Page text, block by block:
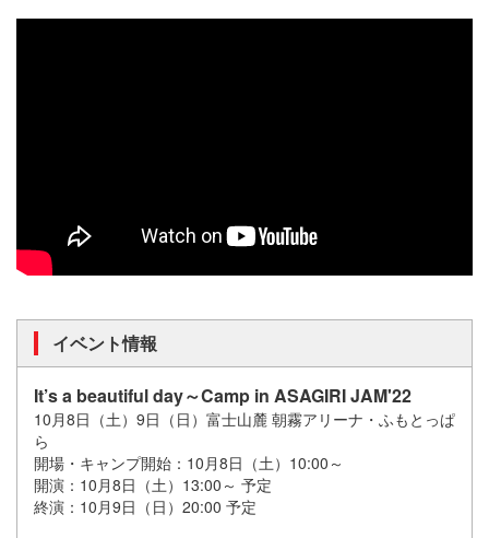
イベント情報
It’s a beautiful day～Camp in ASAGIRI JAM'22
10月8日（土）9日（日）富士山麓 朝霧アリーナ・ふもとっぱ
ら
開場・キャンプ開始：10月8日（土）10:00～
開演：10月8日（土）13:00～ 予定
終演：10月9日（日）20:00 予定